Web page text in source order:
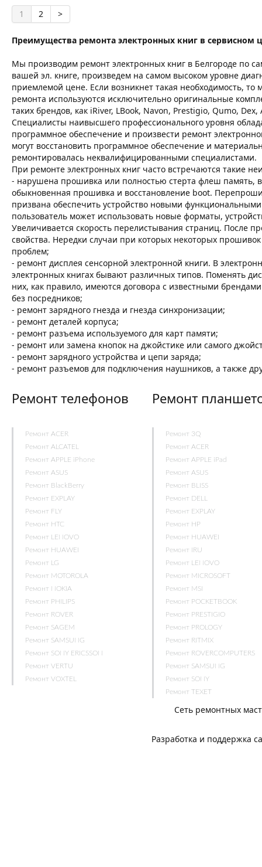
1 2 >
Преимущества ремонта электронных книг в сервисном
Мы производим ремонт электронных книг в Белгороде по
вашей эл. книге, произведем на самом высоком уровне
приемлемой цене. Если возникнет такая необходимость,
ремонта используются исключительно оригинальные
таких брендов, как iRiver, LBook, Navon, Prestigio, Qumo,
Специалисты наивысшего профессионального уровня
программное обеспечение и произвести ремонт
могут восстановить программное обеспечение и
ремонтировалась неквалифицированными специалистами.
При ремонте электронных книг часто встречаются такие
- нарушена прошивка или полностью стерта флеш память,
обыкновенная прошивка и восстановление boot.
призвана обеспечить устройство новыми
пользователь может использовать новые форматы,
Увеличивается скорость перелистывания страниц. После
свойства. Нередки случаи при которых некоторых
проблем;
- ремонт дисплея сенсорной электронной книги. В
электронных книгах бывают различных типов. Поменять
них, как правило, имеются договора с известными
без посредников;
- ремонт зарядного гнезда и гнезда синхронизации;
- ремонт деталей корпуса;
- ремонт разъема используемого для карт памяти;
- ремонт или замена кнопок на джойстике или самого
- ремонт зарядного устройства и цепи заряда;
- ремонт разъемов для подключения наушников, а также
Ремонт телефонов
Ремонт ACER
Ремонт ALCATEL
Ремонт APPLE iPhone
Ремонт ASUS
Ремонт BlackBerry
Ремонт EXPLAY
Ремонт FLY
Ремонт HTC
Ремонт LENOVO
Ремонт HUAWEI
Ремонт LG
Ремонт MOTOROLA
Ремонт NOKIA
Ремонт PHILIPS
Ремонт ROVER
Ремонт SAGEM
Ремонт SAMSUNG
Ремонт SONY ERICSSON
Ремонт VERTU
Ремонт VOXTEL
Ремонт
Ремонт 3Q
Ремонт ACER
Ремонт APPLE iPad
Ремонт ASUS
Ремонт BLISS
Ремонт DELL
Ремонт EXPLAY
Ремонт HP
Ремонт HUAWEI
Ремонт IRU
Ремонт LENOVO
Ремонт MICROSOFT
Ремонт MSI
Ремонт POCKETBOOK
Ремонт PRESTIGIO
Ремонт PROLOGY
Ремонт RITMIX
Ремонт ROVERCOMPUTERS
Ремонт SAMSUNG
Ремонт SONY
Ремонт TEXET
Сеть ремонтных
Разработка и поддержка